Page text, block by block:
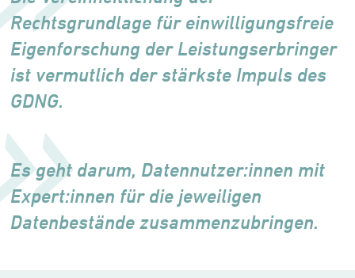
Rechtsgrundlage für einwilligungsfreie
Eigenforschung der Leistungserbringer
ist vermutlich der stärkste Impuls des
GDNG.
Es geht darum, Datennutzer:innen mit
Expert:innen für die jeweiligen
Datenbestände zusammenzubringen.